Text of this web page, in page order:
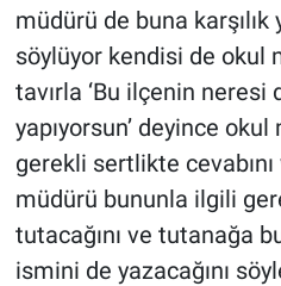
müdürü de buna karşılık
söylüyor kendisi de okul
tavırla ‘Bu ilçenin neresi
yapıyorsun’ deyince
gerekli sertlikte
müdürü bununla ilgili
tutacağını ve tutanağa
ismini de yazacağını